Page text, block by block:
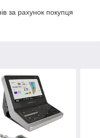
за рахунок покупця